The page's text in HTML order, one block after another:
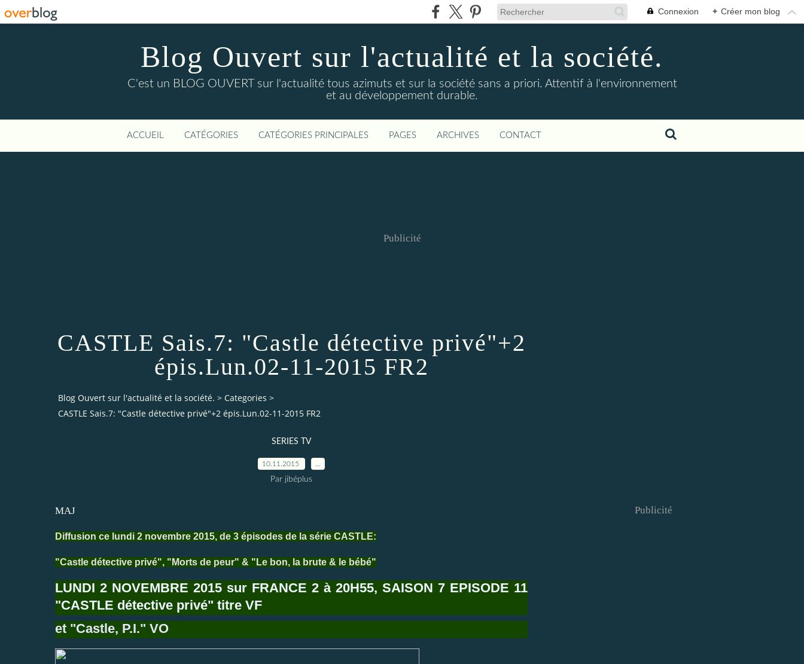
Connexion + Créer mon blog
Blog Ouvert sur l'actualité et la société.
C'est un BLOG OUVERT sur l'actualité tous azimuts et sur la société sans a priori. Attentif à l'environnement
et au développement durable.
ACCUEIL CATÉGORIES CATÉGORIES PRINCIPALES PAGES ARCHIVES CONTACT
Publicité
CASTLE Sais.7: "Castle détective privé"+2
épis.Lun.02-11-2015 FR2
Blog Ouvert sur l'actualité et la société. > Categories >
CASTLE Sais.7: "Castle détective privé"+2 épis.Lun.02-11-2015 FR2
SERIES TV
10.11.2015
Par jibéplus
MAJ
Diffusion ce lundi 2 novembre 2015, de 3 épisodes de la série CASTLE:
"Castle détective privé", "Morts de peur" & "Le bon, la brute & le bébé"
LUNDI 2 NOVEMBRE 2015 sur FRANCE 2 à 20H55, SAISON 7 EPISODE 11
"CASTLE détective privé" titre VF
et "Castle, P.I." VO
Publicité